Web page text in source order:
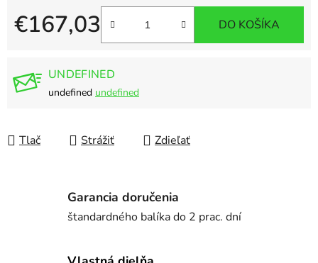
€167,03 DO KOŠÍKA
UNDEFINED
undefined undefined
Tlač Strážiť Zdieľať
Garancia doručenia
štandardného balíka do 2 prac. dní